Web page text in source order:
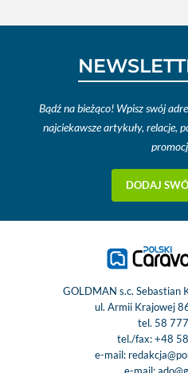
Bądź na bieżąco! Wpisz swój
najciekawsze artykuły, relacje,
DODAJ
GOLDMAN s.c. Sebastian
ul. Armii Krajowej
tel. 58
tel./fax:+48
e-mail: